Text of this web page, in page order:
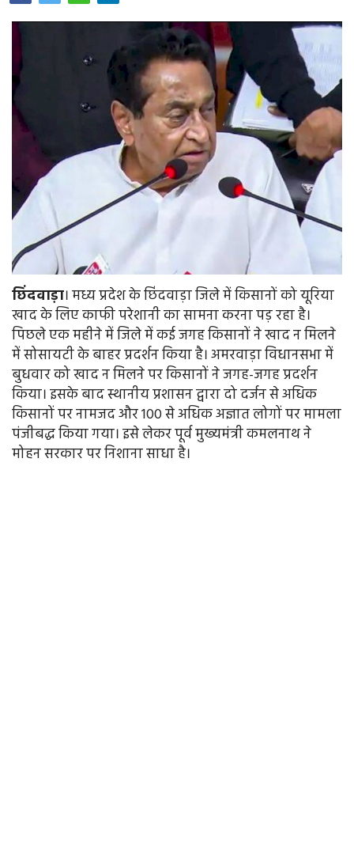
Home
छिंदवाड़ा। मध्य प्रदेश के छिंदवाड़ा जिले में किसानों को यूरिया
खाद के लिए काफी परेशानी का सामना करना पड़ रहा है।
पिछले एक महीने में जिले में कई जगह किसानों ने खाद न मिलने
में सोसायटी के बाहर प्रदर्शन किया है। अमरवाड़ा विधानसभा में
बुधवार को खाद न मिलने पर किसानों ने जगह-जगह प्रदर्शन
किया। इसके बाद स्थानीय प्रशासन द्वारा दो दर्जन से अधिक
किसानों पर नामजद और 100 से अधिक अज्ञात लोगों पर मामला
पंजीबद्ध किया गया। इसे लेकर पूर्व मुख्यमंत्री कमलनाथ ने
मोहन सरकार पर निशाना साधा है।